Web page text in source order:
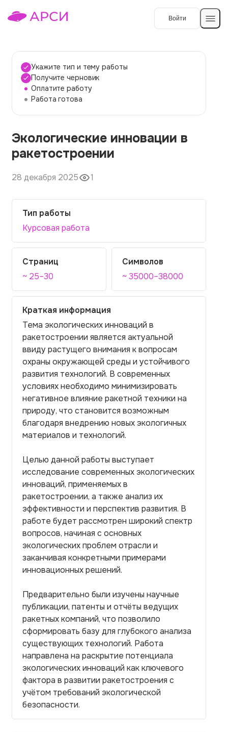
Войти
Темы работ
О сервисе
О компании
Наши гарантии
Порядок оплаты
Вопросы и ответы
Отзывы
Контакты
Укажите тип и тему работы
Получите черновик
Оплатите работу
Работа готова
Экологические инновации в
ракетостроении
28 декабря 2025 1
Тип работы
Курсовая работа
Страниц
~ 25–30
Символов
~ 35000–38000
Краткая информация
Тема экологических инноваций в
ракетостроении является актуальной
ввиду растущего внимания к вопросам
охраны окружающей среды и устойчивого
развития технологий. В современных
условиях необходимо минимизировать
негативное влияние ракетной техники на
природу, что становится возможным
благодаря внедрению новых экологичных
материалов и технологий.
Целью данной работы выступает
исследование современных экологических
инноваций, применяемых в
ракетостроении, а также анализ их
эффективности и перспектив развития. В
работе будет рассмотрен широкий спектр
вопросов, начиная с основных
экологических проблем отрасли и
заканчивая конкретными примерами
инновационных решений.
Предварительно были изучены научные
публикации, патенты и отчёты ведущих
ракетных компаний, что позволило
сформировать базу для глубокого анализа
существующих технологий. Работа
направлена на раскрытие потенциала
экологических инноваций как ключевого
фактора в развитии ракетостроения с
учётом требований экологической
безопасности.